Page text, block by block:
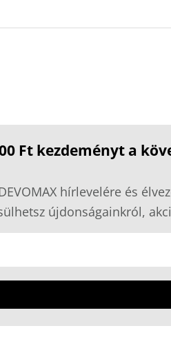
Ft kezdeményt a
hírlevelére és
újdonságainkról,